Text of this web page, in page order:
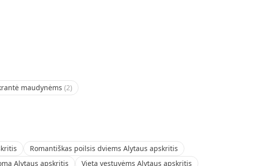
maudynėms (2)
Romantiškas poilsis dviems Alytaus apskritis
Alytaus apskritis Vieta vestuvėms Alytaus apskritis